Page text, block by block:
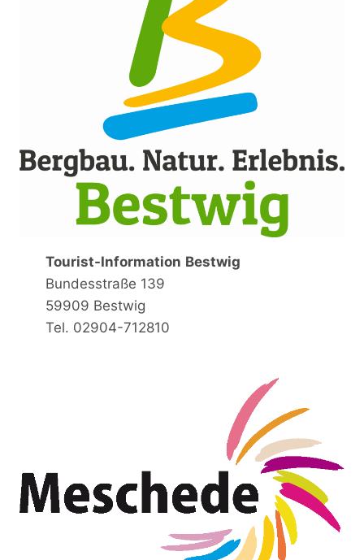
Tourist-Information Bestwig
Bundesstraße 139
59909 Bestwig
Tel. 02904-712810